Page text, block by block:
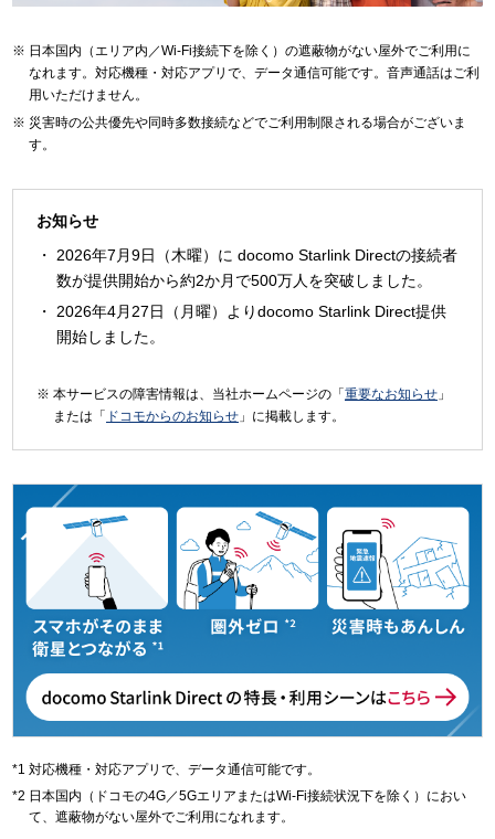
日本国内（エリア内／Wi-Fi接続下を除く）の遮蔽物がない屋外でご利用に
なれます。対応機種・対応アプリで、データ通信可能です。音声通話はご利
用いただけません。
災害時の公共優先や同時多数接続などでご利用制限される場合がございま
す。
お知らせ
2026年7月9日（木曜）に docomo Starlink Directの接続者
数が提供開始から約2か月で500万人を突破しました。
2026年4月27日（月曜）よりdocomo Starlink Direct提供
開始しました。
本サービスの障害情報は、当社ホームページの「 重要なお知らせ 」
または「 ドコモからのお知らせ 」に掲載します。
対応機種・対応アプリで、データ通信可能です。
日本国内（ドコモの4G／5GエリアまたはWi-Fi接続状況下を除く）におい
て、遮蔽物がない屋外でご利用になれます。